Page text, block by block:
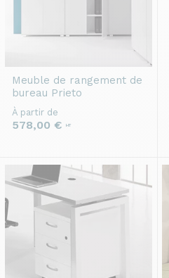
Meuble de rangement de
bureau Prieto
À partir de
578,00 € HT